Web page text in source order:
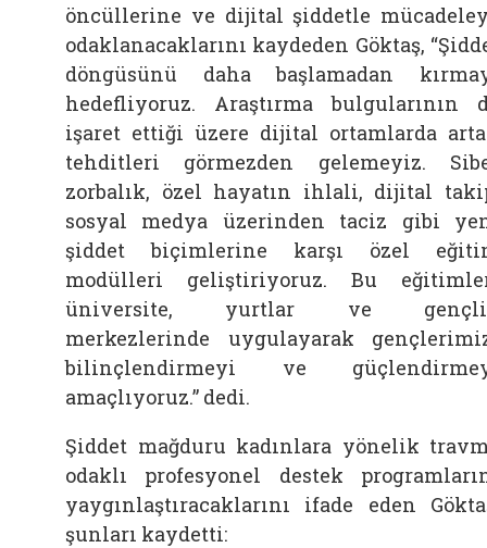
öncüllerine ve dijital şiddetle
odaklanacaklarını kaydeden Göktaş,
döngüsünü daha başlamadan
hedefliyoruz. Araştırma bulgularının
işaret ettiği üzere dijital ortamlarda
tehditleri görmezden gelemeyiz.
zorbalık, özel hayatın ihlali, dijital
sosyal medya üzerinden taciz gibi
şiddet biçimlerine karşı özel
modülleri geliştiriyoruz. Bu
üniversite, yurtlar ve
merkezlerinde uygulayarak
bilinçlendirmeyi ve
amaçlıyoruz.” dedi.
Şiddet mağduru kadınlara yönelik
odaklı profesyonel destek
yaygınlaştıracaklarını ifade eden
şunları kaydetti: